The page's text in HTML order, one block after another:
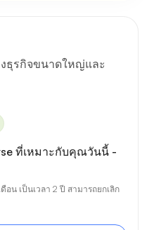
งธุรกิจขนาดใหญ่และ
ที่เหมาะกับคุณวันนี้ -
ดือน เป็นเวลา 2 ปี สามารถยกเลิก